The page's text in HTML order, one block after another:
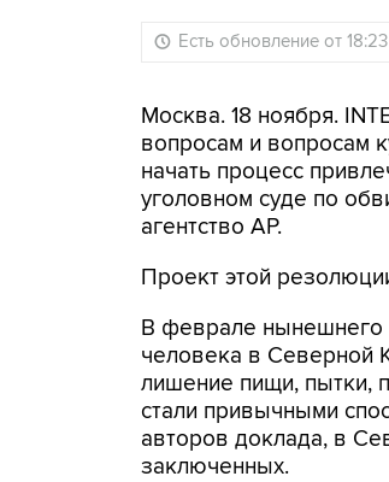
Есть обновление от 18:23
Москва. 18 ноября.
вопросам и вопросам
начать процесс
уголовном суде по
агентство AP.
Проект этой
В феврале нынешнего
человека в Северной
лишение пищи, пытки,
стали привычными
авторов доклада, в
заключенных.